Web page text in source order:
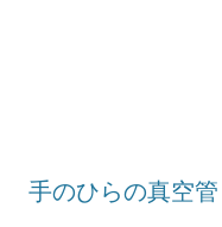
手のひらの真空管